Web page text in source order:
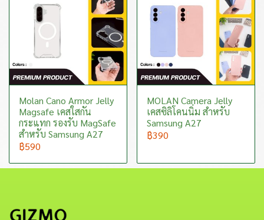
Molan Cano Armor Jelly
Magsafe เคสใสกัน
กระแทก รองรับ MagSafe
สำหรับ Samsung A27
฿590
MOLAN Camera Jelly
เคสซิลิโคนนิ่ม สำหรับ
Samsung A27
฿390